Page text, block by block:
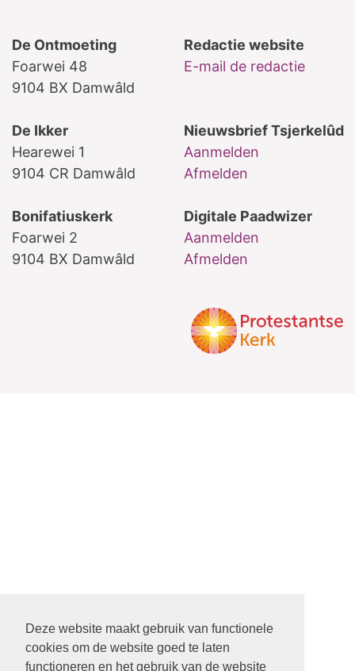
Deze website maakt gebruik van functionele
cookies om de website goed te laten
functioneren en het gebruik van de website
De Ontmoeting
Foarwei 48
9104 BX Damwâld
Redactie website
E-mail de redactie
De Ikker
Hearewei 1
9104 CR Damwâld
Nieuwsbrief Tsjerkelûd
Aanmelden
Afmelden
Bonifatiuskerk
Foarwei 2
9104 BX Damwâld
Digitale Paadwizer
Aanmelden
Afmelden